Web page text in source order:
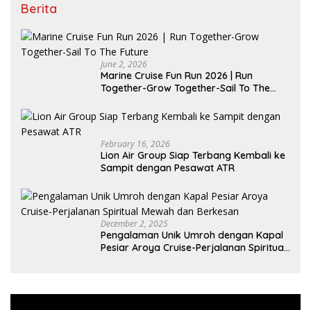
Berita
June 2, 2026
Marine Cruise Fun Run 2026 | Run
Together-Grow Together-Sail To The
February 16, 2026
Lion Air Group Siap Terbang Kembali ke
Sampit dengan Pesawat ATR
December 2, 2025
Pengalaman Unik Umroh dengan Kapal
Pesiar Aroya Cruise-Perjalanan Spiritual